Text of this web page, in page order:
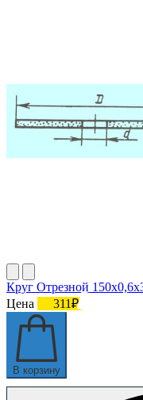
Круг Отрезной
Цена
311₽
В корзину